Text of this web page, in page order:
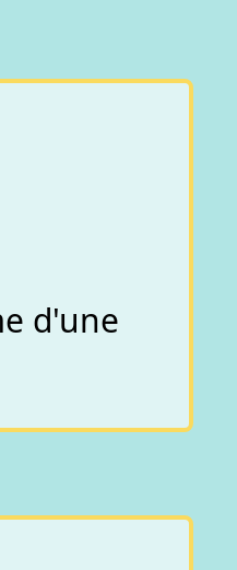
d'une